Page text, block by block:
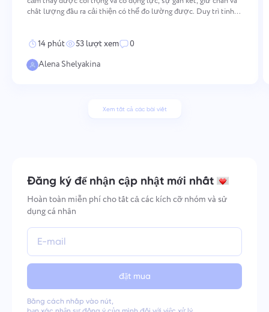
chất lượng đầu ra cải thiện có thể đo lường được. Duy trì tinh
14 phút 53 lượt xem
0
Alena Shelyakina
Xem tất cả các bài viết
Đăng ký để nhận cập nhật mới nhất
Hoàn toàn miễn phí cho tất cả các kích cỡ nhóm và sử
dụng cá nhân
đặt mua
Bằng cách nhấp vào nút,